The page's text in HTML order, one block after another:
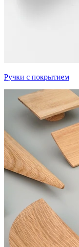
Ручки с покрытием